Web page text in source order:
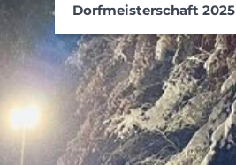
Dorfmeisterschaft 2025